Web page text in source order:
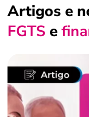
guia do
benefícios
crédito fácil
Artigos e
FGTS e